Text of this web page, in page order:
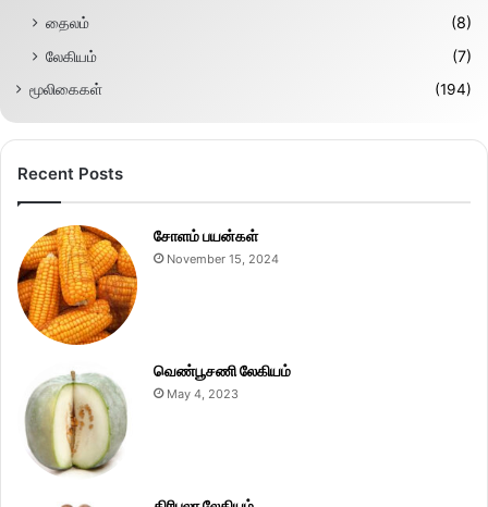
தைலம்
(8)
லேகியம்
(7)
மூலிகைகள் (194)
Recent Posts
சோளம் பயன்கள்
November 15, 2024
வெண்பூசணி லேகியம்
May 4, 2023